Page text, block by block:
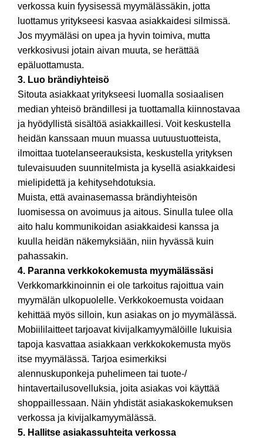
verkossa kuin fyysisessä myymälässäkin, jotta
luottamus yritykseesi kasvaa asiakkaidesi silmissä.
Jos myymäläsi on upea ja hyvin toimiva, mutta
verkkosivusi jotain aivan muuta, se herättää
epäluottamusta.
3. Luo brändiyhteisö
Sitouta asiakkaat yritykseesi luomalla sosiaalisen
median yhteisö brändillesi ja tuottamalla kiinnostavaa
ja hyödyllistä sisältöä asiakkaillesi. Voit keskustella
heidän kanssaan muun muassa uutuustuotteista,
ilmoittaa tuotelanseerauksista, keskustella yrityksen
tulevaisuuden suunnitelmista ja kysellä asiakkaidesi
mielipidettä ja kehitysehdotuksia.
Muista, että avainasemassa brändiyhteisön
luomisessa on avoimuus ja aitous. Sinulla tulee olla
aito halu kommunikoidan asiakkaidesi kanssa ja
kuulla heidän näkemyksiään, niin hyvässä kuin
pahassakin.
4. Paranna verkkokokemusta myymälässäsi
Verkkomarkkinoinnin ei ole tarkoitus rajoittua vain
myymälän ulkopuolelle. Verkkokoemusta voidaan
kehittää myös silloin, kun asiakas on jo myymälässä.
Mobiililaitteet tarjoavat kivijalkamyymälöille lukuisia
tapoja kasvattaa asiakkaan verkkokokemusta myös
itse myymälässä. Tarjoa esimerkiksi
alennuskuponkeja puhelimeen tai tuote-/
hintavertailusovelluksia, joita asiakas voi käyttää
shoppaillessaan. Näin yhdistät asiakaskokemuksen
verkossa ja kivijalkamyymälässä.
5. Hallitse asiakassuhteita verkossa